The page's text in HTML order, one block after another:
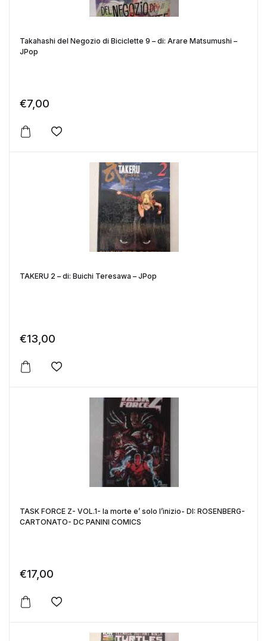
Takahashi del Negozio di Biciclette 9 – di: Arare Matsumushi –
JPop
€7,00
Aggiungi alla lista dei desideri
TAKERU 2 – di: Buichi Teresawa – JPop
€13,00
Aggiungi alla lista dei desideri
TASK FORCE Z- VOL.1- la morte e’ solo l’inizio- DI: ROSENBERG-
CARTONATO- DC PANINI COMICS
€17,00
Aggiungi alla lista dei desideri